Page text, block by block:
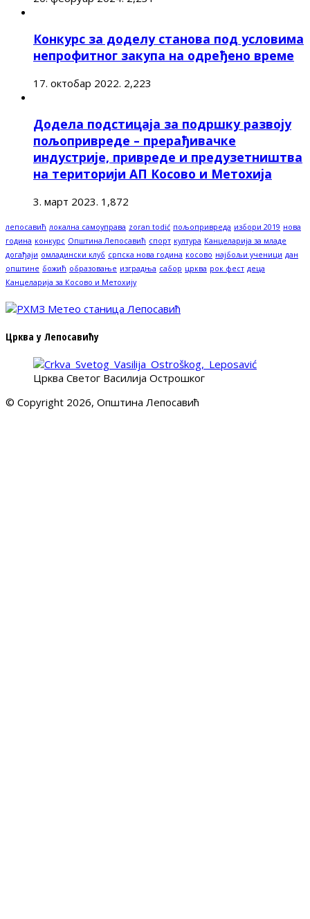
Конкурс за доделу станова под условима
непрофитног закупа на одређено време
17. октобар 2022. 2,223
Додела подстицаја за подршку развоју
пољопривреде – прерађивачке
индустрије, привреде и предузетништва
на територији АП Косово и Метохија
3. март 2023. 1,872
лепосавић локална самоуправа zoran todić пољопривреда избори 2019 нова
година конкурс Општина Лепосавић спорт култура Канцеларија за младе
догађаји омладински клуб српска нова година косово најбољи ученици дан
општине божић образовање изградња сабор црква рок фест деца
Канцеларија за Косово и Метохију
Црква у Лепосавићу
Црква Светог Василија Острошког
© Copyright 2026, Општина Лепосавић